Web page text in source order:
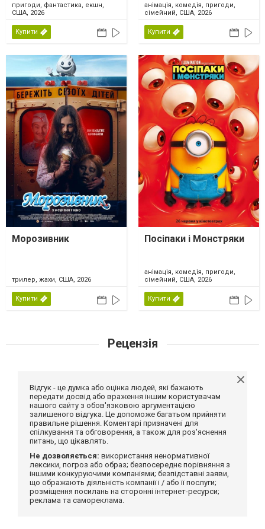
пригоди, фантастика, екшн,
США, 2026
Купити
анімація, комедія, пригоди,
сімейний, США, 2026
Купити
Морозивник
трилер, жахи, США, 2026
Купити
Посіпаки і Монстряки
анімація, комедія, пригоди,
сімейний, США, 2026
Купити
Рецензія
Відгук - це думка або оцінка людей, які бажають
передати досвід або враження іншим користувачам
нашого сайту з обов'язковою аргументацією
залишеного відгука. Це допоможе багатьом прийняти
правильне рішення. Коментарі призначені для
спілкування та обговорення, а також для роз'яснення
питань, що цікавлять.
Не дозволяється: використання ненормативної
лексики, погроз або образ; безпосереднє порівняння з
іншими конкуруючими компаніями; безпідставні заяви,
що ображають діяльність компанії і / або її послуги;
розміщення посилань на сторонні інтернет-ресурси;
реклама та самореклама.